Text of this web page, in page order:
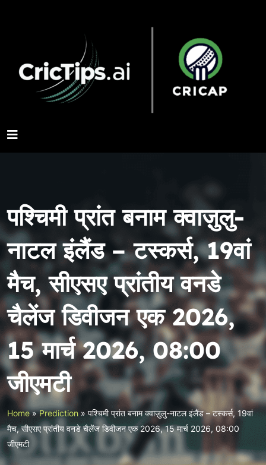
पश्चिमी प्रांत बनाम क्वाज़ुलु-
नाटल इंलैंड – टस्कर्स, 19वां
मैच, सीएसए प्रांतीय वनडे
चैलेंज डिवीजन एक 2026,
15 मार्च 2026, 08:00
जीएमटी
Home»Prediction »पश्चिमी प्रांत बनाम क्वाज़ुलु-नाटल इंलैंड – टस्कर्स, 19वां
मैच, सीएसए प्रांतीय वनडे चैलेंज डिवीजन एक 2026, 15 मार्च 2026, 08:00
जीएमटी